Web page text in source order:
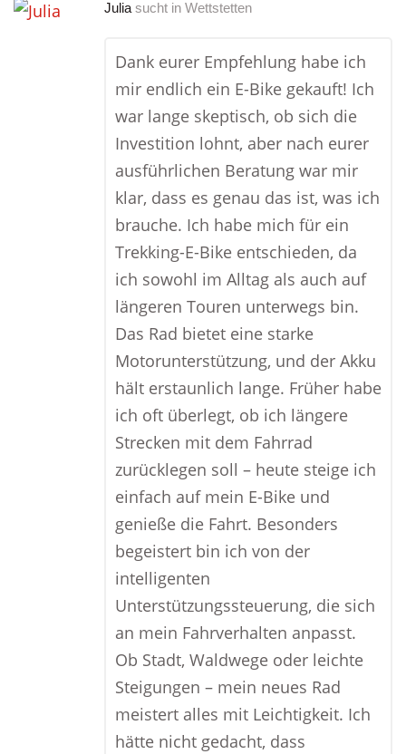
Julia sucht in Wettstetten
Dank eurer Empfehlung habe ich
mir endlich ein E-Bike gekauft! Ich
war lange skeptisch, ob sich die
Investition lohnt, aber nach eurer
ausführlichen Beratung war mir
klar, dass es genau das ist, was ich
brauche. Ich habe mich für ein
Trekking-E-Bike entschieden, da
ich sowohl im Alltag als auch auf
längeren Touren unterwegs bin.
Das Rad bietet eine starke
Motorunterstützung, und der Akku
hält erstaunlich lange. Früher habe
ich oft überlegt, ob ich längere
Strecken mit dem Fahrrad
zurücklegen soll – heute steige ich
einfach auf mein E-Bike und
genieße die Fahrt. Besonders
begeistert bin ich von der
intelligenten
Unterstützungssteuerung, die sich
an mein Fahrverhalten anpasst.
Ob Stadt, Waldwege oder leichte
Steigungen – mein neues Rad
meistert alles mit Leichtigkeit. Ich
hätte nicht gedacht, dass